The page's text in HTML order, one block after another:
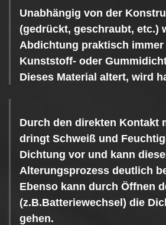
Unabhängig von der
(gedrückt, geschraubt, etc.)
Abdichtung praktisch
Kunststoff- oder
Dieses Material altert, wird
Durch den direkten Kontakt
dringt Schweiß und
Dichtung vor und kann
Alterungsprozess deutlich
Ebenso kann durch Öffnen
(z.B.Batteriewechsel) die
gehen.